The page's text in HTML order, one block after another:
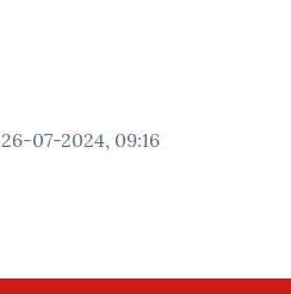
26-07-2024, 09:16